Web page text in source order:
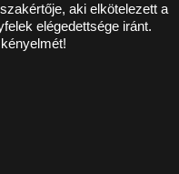
aki elkötelezett a
elégedettsége iránt.